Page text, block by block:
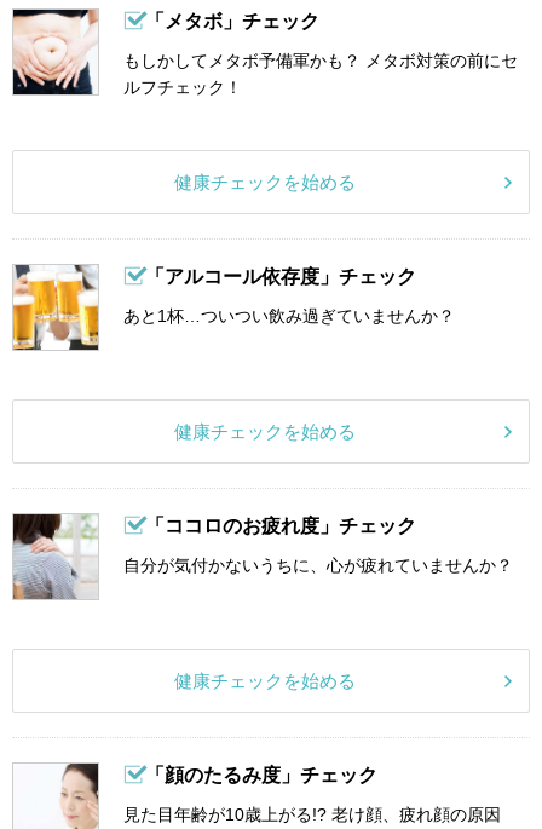
「メタボ」チェック
もしかしてメタボ予備軍かも？ メタボ対策の前にセ
ルフチェック！
健康チェックを始める
「アルコール依存度」チェック
あと1杯…ついつい飲み過ぎていませんか？
健康チェックを始める
「ココロのお疲れ度」チェック
自分が気付かないうちに、心が疲れていませんか？
健康チェックを始める
「顔のたるみ度」チェック
見た目年齢が10歳上がる!? 老け顔、疲れ顔の原因